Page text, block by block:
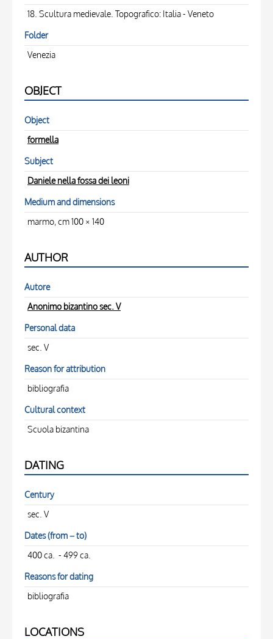
18. Scultura medievale. Topografico: Italia - Veneto
Folder
Venezia
OBJECT
Object
formella
Subject
Daniele nella fossa dei leoni
Medium and dimensions
marmo, cm 100 × 140
AUTHOR
Autore
Anonimo bizantino sec. V
Personal data
sec. V
Reason for attribution
bibliografia
Cultural context
Scuola bizantina
DATING
Century
sec. V
Dates (from – to)
400 ca. - 499 ca.
Reasons for dating
bibliografia
LOCATIONS